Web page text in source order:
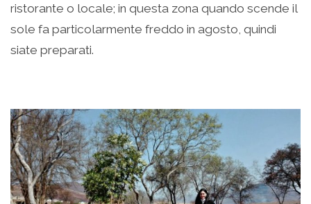
ristorante o locale; in questa zona quando scende il
sole fa particolarmente freddo in agosto, quindi
siate preparati.